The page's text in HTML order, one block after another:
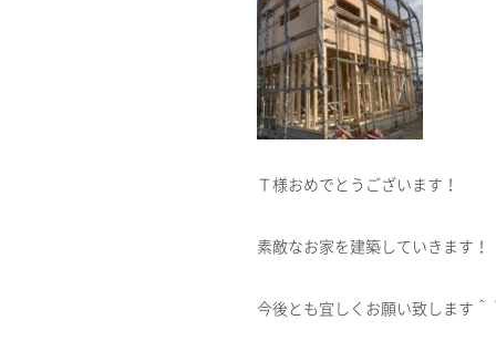
Ｔ様おめでとうございます！
素敵なお家を建築していきます！
今後とも宜しくお願い致します＾